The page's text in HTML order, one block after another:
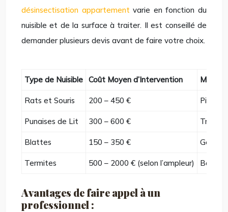
désinsectisation appartementvarie en fonction du
nuisible et de la surface à traiter. Il est conseillé de
demander plusieurs devis avant de faire votre choix.
Type de Nuisible Coût Moyen d’Intervention
Rats et Souris 200 – 450 €
Punaises de Lit 300 – 600 €
Blattes 150 – 350 € Gels
Termites 500 – 2000 € (selon l’ampleur)
Avantages de faire appel à un
professionnel :